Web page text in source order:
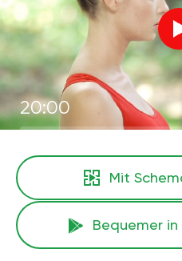
20:00
Mit
Bequemer